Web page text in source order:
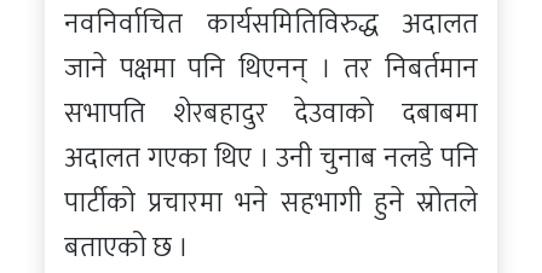
नवनिर्वाचित कार्यसमितिविरुद्ध अदालत
जाने पक्षमा पनि थिएनन् । तर निबर्तमान
सभापति शेरबहादुर देउवाको दबाबमा
अदालत गएका थिए । उनी चुनाब नलडे पनि
पार्टीको प्रचारमा भने सहभागी हुने स्रोतले
बताएको छ ।